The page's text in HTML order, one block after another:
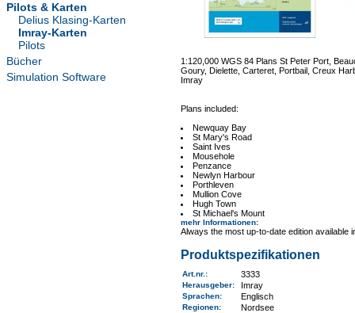
Pilots & Karten
Delius Klasing-Karten
Imray-Karten
Pilots
Bücher
Simulation Software
1:120,000 WGS 84 Plans St Peter Port,
Goury, Dielette, Carteret, Portbail, Creux
Imray
Plans included:
Newquay Bay
St Mary's Road
Saint Ives
Mousehole
Penzance
Newlyn Harbour
Porthleven
Mullion Cove
Hugh Town
St Michael's Mount
mehr Informationen:
Always the most up-to-date edition
Produktspezifikationen
Art.nr. : 3333
Herausgeber: Imray
Sprachen: Englisch
Regionen: Nordsee